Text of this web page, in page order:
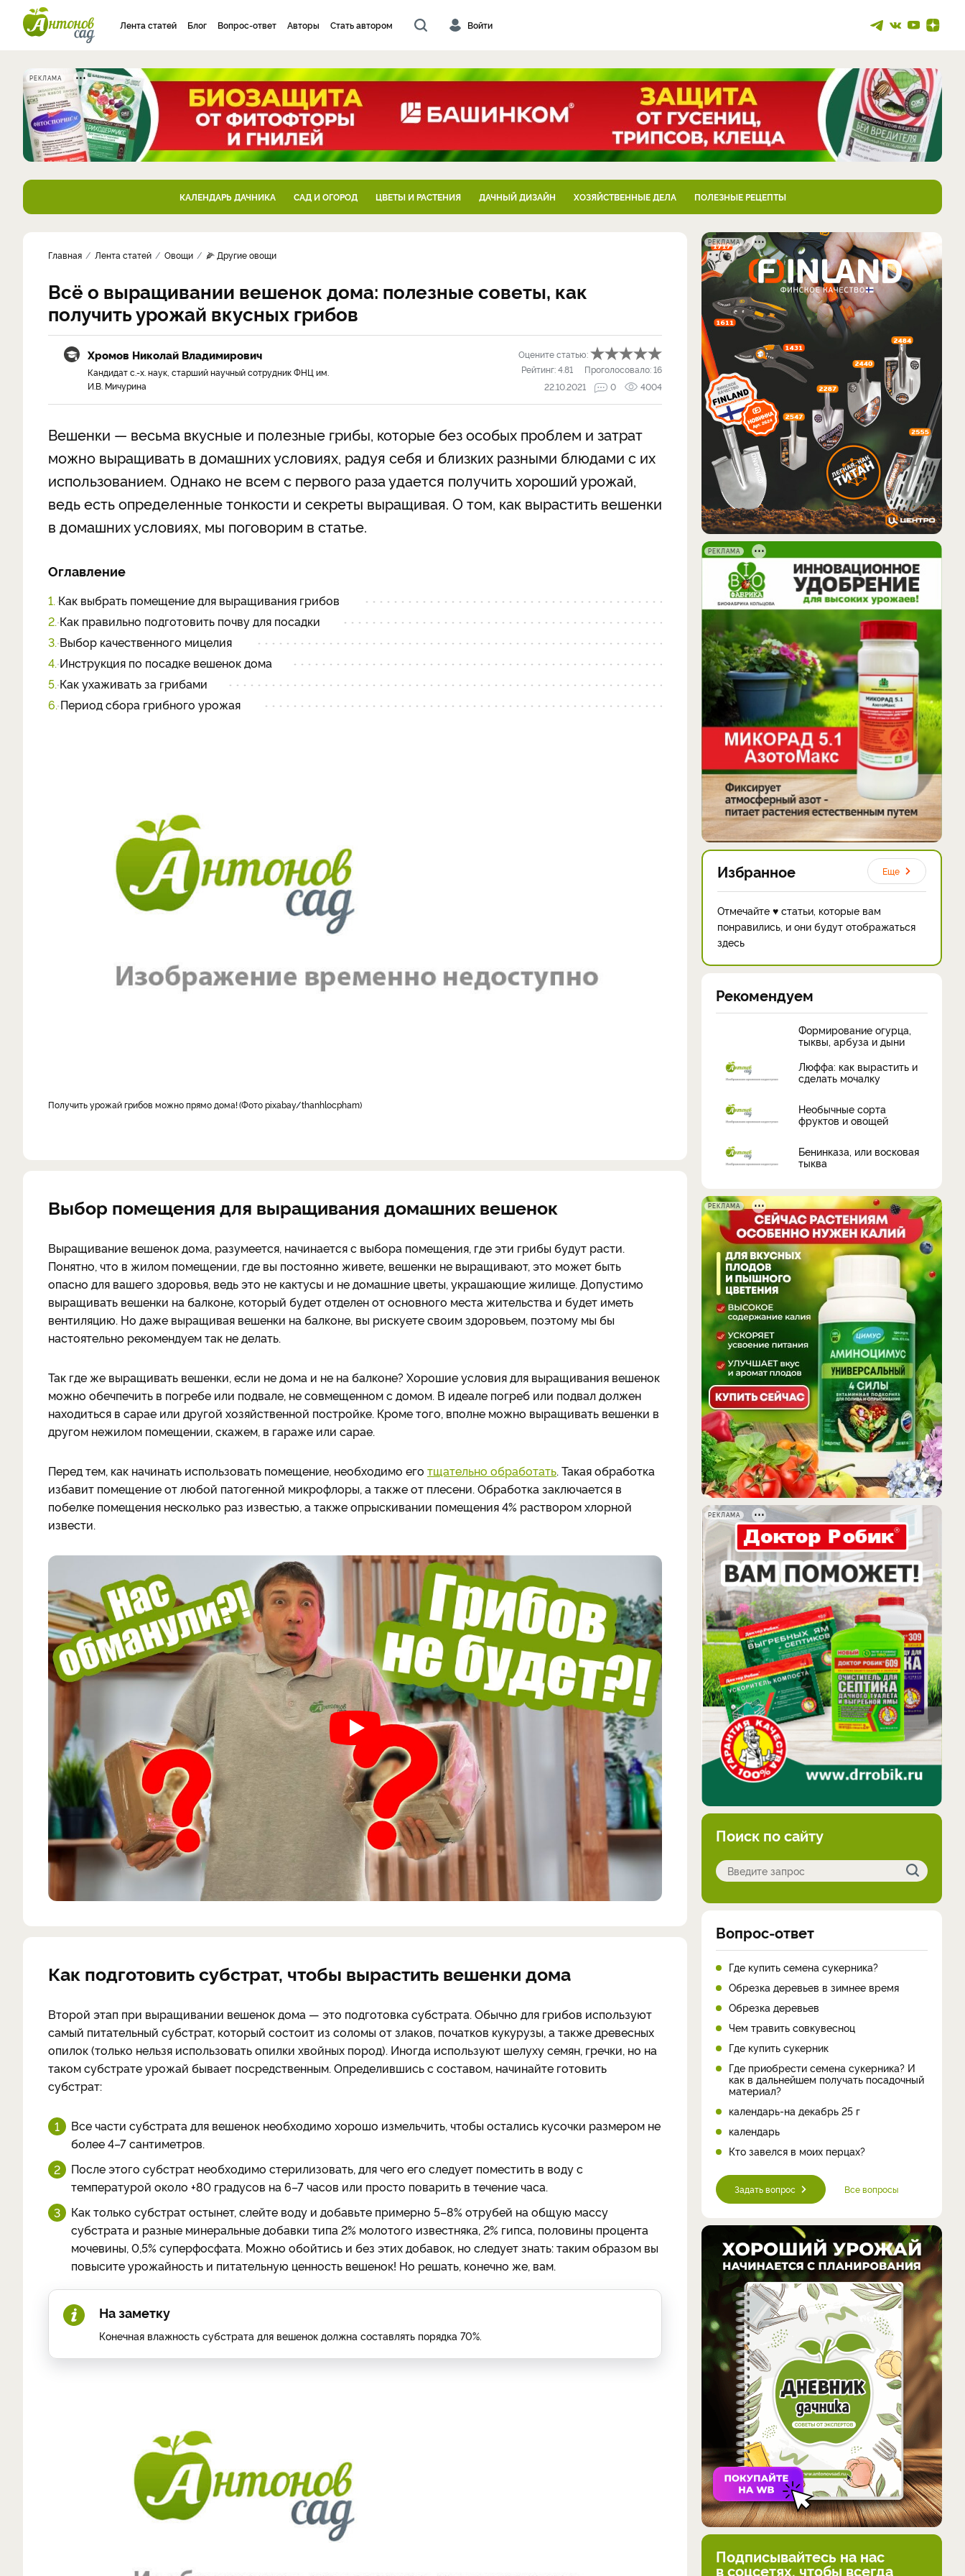
Лента статей Блог Вопрос-ответ Авторы Стать автором Войти
РЕКЛАМА
КАЛЕНДАРЬ ДАЧНИКА САД И ОГОРОД ЦВЕТЫ И РАСТЕНИЯ ДАЧНЫЙ ДИЗАЙН ХОЗЯЙСТВЕННЫЕ ДЕЛА ПОЛЕЗНЫЕ РЕЦЕПТЫ
Главная Лента статей Овощи 🌽 Другие овощи
Всё о выращивании вешенок дома: полезные советы, как
получить урожай вкусных грибов
Хромов Николай Владимирович
Кандидат с.-х. наук, старший научный сотрудник ФНЦ им.
И.В. Мичурина
Оцените статью:
Рейтинг:4.81 Проголосовало:16
22.10.2021
0 4004
Вешенки — весьма вкусные и полезные грибы, которые без особых проблем и затрат
можно выращивать в домашних условиях, радуя себя и близких разными блюдами с их
использованием. Однако не всем с первого раза удается получить хороший урожай,
ведь есть определенные тонкости и секреты выращивая. О том, как вырастить вешенки
в домашних условиях, мы поговорим в статье.
Оглавление
1. Как выбрать помещение для выращивания грибов
2. Как правильно подготовить почву для посадки
3. Выбор качественного мицелия
4. Инструкция по посадке вешенок дома
5. Как ухаживать за грибами
6. Период сбора грибного урожая
Получить урожай грибов можно прямо дома! Фото pixabay/thanhlocpham
Выбор помещения для выращивания домашних вешенок
Выращивание вешенок дома, разумеется, начинается с выбора помещения, где эти грибы будут расти.
Понятно, что в жилом помещении, где вы постоянно живете, вешенки не выращивают, это может быть
опасно для вашего здоровья, ведь это не кактусы и не домашние цветы, украшающие жилище. Допустимо
выращивать вешенки на балконе, который будет отделен от основного места жительства и будет иметь
вентиляцию. Но даже выращивая вешенки на балконе, вы рискуете своим здоровьем, поэтому мы бы
настоятельно рекомендуем так не делать.
Так где же выращивать вешенки, если не дома и не на балконе? Хорошие условия для выращивания вешенок
можно обечпечить в погребе или подвале, не совмещенном с домом. В идеале погреб или подвал должен
находиться в сарае или другой хозяйственной постройке. Кроме того, вполне можно выращивать вешенки в
другом нежилом помещении, скажем, в гараже или сарае.
Перед тем, как начинать использовать помещение, необходимо его тщательно обработать. Такая обработка
избавит помещение от любой патогенной микрофлоры, а также от плесени. Обработка заключается в
побелке помещения несколько раз известью, а также опрыскивании помещения 4% раствором хлорной
извести.
Как подготовить субстрат, чтобы вырастить вешенки дома
Второй этап при выращивании вешенок дома — это подготовка субстрата. Обычно для грибов используют
самый питательный субстрат, который состоит из соломы от злаков, початков кукурузы, а также древесных
опилок (только нельзя использовать опилки хвойных пород). Иногда используют шелуху семян, гречки, но на
таком субстрате урожай бывает посредственным. Определившись с составом, начинайте готовить
субстрат:
Все части субстрата для вешенок необходимо хорошо измельчить, чтобы остались кусочки размером не
более 4–7 сантиметров.
После этого субстрат необходимо стерилизовать, для чего его следует поместить в воду с
температурой около +80 градусов на 6–7 часов или просто поварить в течение часа.
Как только субстрат остынет, слейте воду и добавьте примерно 5–8% отрубей на общую массу
субстрата и разные минеральные добавки типа 2% молотого известняка, 2% гипса, половины процента
мочевины, 0,5% суперфосфата. Можно обойтись и без этих добавок, но следует знать: таким образом вы
повысите урожайность и питательную ценность вешенок! Но решать, конечно же, вам.
На заметку
Конечная влажность субстрата для вешенок должна составлять порядка 70%.
РЕКЛАМА
РЕКЛАМА
Избранное Еще
Отмечайте ♥ статьи, которые вам
понравились, и они будут отображаться
здесь
Рекомендуем
Формирование огурца,
тыквы, арбуза и дыни
Люффа: как вырастить и
сделать мочалку
Необычные сорта
фруктов и овощей
Бенинказа, или восковая
тыква
РЕКЛАМА
РЕКЛАМА
Поиск по сайту
Вопрос-ответ
Где купить семена сукерника?
Обрезка деревьев в зимнее время
Обрезка деревьев
Чем травить совкувесноц
Где купить сукерник
Где приобрести семена сукерника? И
как в дальнейшем получать посадочный
материал?
календарь-на декабрь 25 г
календарь
Кто завелся в моих перцах?
Задать вопрос Все вопросы
Подписывайтесь на нас
в соцсетях, чтобы всегда